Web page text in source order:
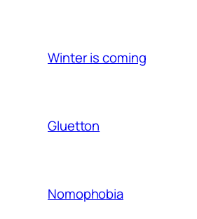
Winter is coming
Gluetton
Nomophobia